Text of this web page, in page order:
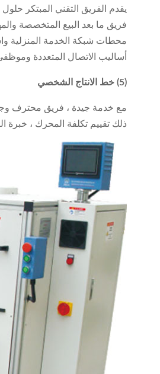
يقدم الفريق التقني المبتكر
فريق ما بعد البيع المتخصصة
محطات شبكة الخدمة المنزلية
أساليب الاتصال المتعددة وموظفي
(5) خط الانتاج الشخصي
ذلك تقييم تكلفة المحرك ، خبرة